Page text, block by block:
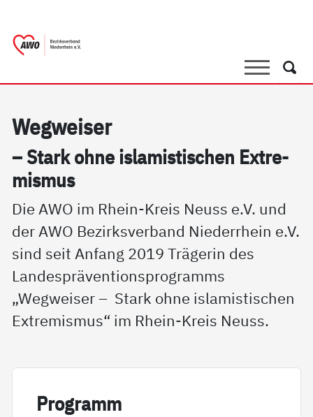
SucheSuche
Weg­wei­ser
– Stark oh­ne is­la­mis­ti­schen Ex­t­re­
mis­mus
Die AWO im Rhein-Kreis Neuss e.V. und
der AWO Bezirksverband Niederrhein e.V.
sind seit Anfang 2019 Trägerin des
Landespräventionsprogramms
„Wegweiser – Stark ohne islamistischen
Extremismus“ im Rhein-Kreis Neuss.
Pro­gramm